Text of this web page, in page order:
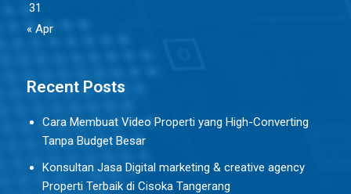
31
« Apr
Recent Posts
Cara Membuat Video Properti yang High-Converting
Tanpa Budget Besar
Konsultan Jasa Digital marketing & creative agency
Properti Terbaik di Cisoka Tangerang